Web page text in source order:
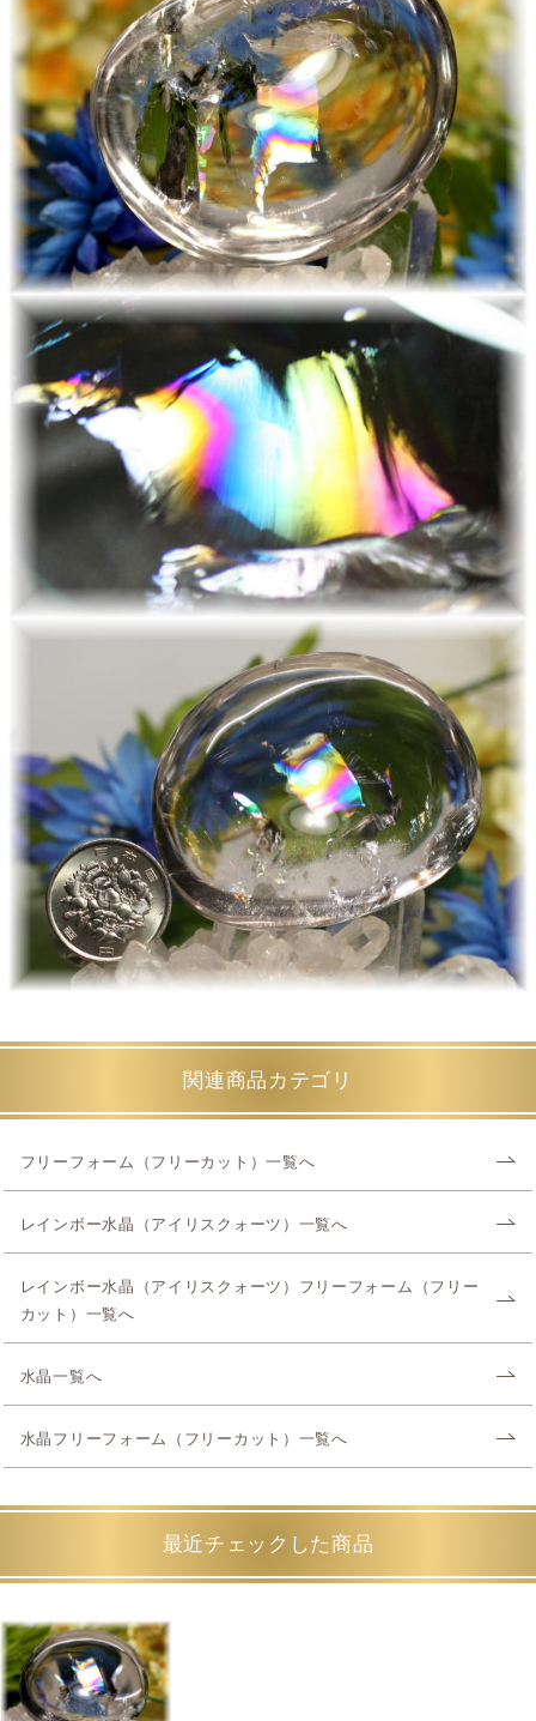
関連商品カテゴリ
フリーフォーム（フリーカット）一覧へ
レインボー水晶（アイリスクォーツ）一覧へ
レインボー水晶（アイリスクォーツ）フリーフォーム（フリー
カット）一覧へ
水晶一覧へ
水晶フリーフォーム（フリーカット）一覧へ
最近チェックした商品